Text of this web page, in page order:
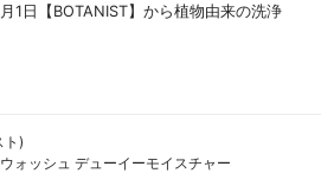
日【BOTANIST】から植物由来の洗浄
ト)
ォッシュ デューイーモイスチャー